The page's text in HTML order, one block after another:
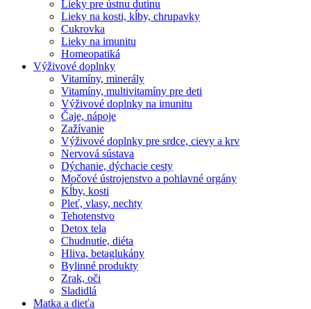
Lieky pre ústnu dutinu
Lieky na kosti, kĺby, chrupavky
Cukrovka
Lieky na imunitu
Homeopatiká
Výživové doplnky
Vitamíny, minerály
Vitamíny, multivitamíny pre deti
Výživové doplnky na imunitu
Čaje, nápoje
Zažívanie
Výživové doplnky pre srdce, cievy a krv
Nervová sústava
Dýchanie, dýchacie cesty
Močové ústrojenstvo a pohlavné orgány
Kĺby, kosti
Pleť, vlasy, nechty
Tehotenstvo
Detox tela
Chudnutie, diéta
Hliva, betaglukány
Bylinné produkty
Zrak, oči
Sladidlá
Matka a dieťa